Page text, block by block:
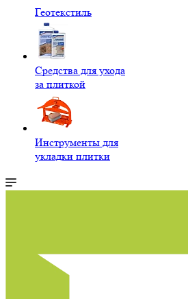
Геотекстиль
Средства для ухода
за плиткой
Инструменты для
укладки плитки